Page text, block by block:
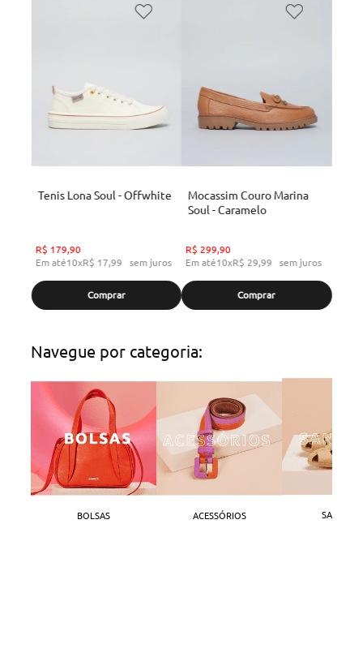
Tenis Lona Soul - Offwhite
R$ 179,90
Em até10xR$ 17,99 sem juros
Comprar
Mocassim Couro Marina
Soul - Caramelo
R$ 299,90
Em até10xR$ 29,99 sem juros
Comprar
Navegue por categoria:
BOLSAS ACESSÓRIOS